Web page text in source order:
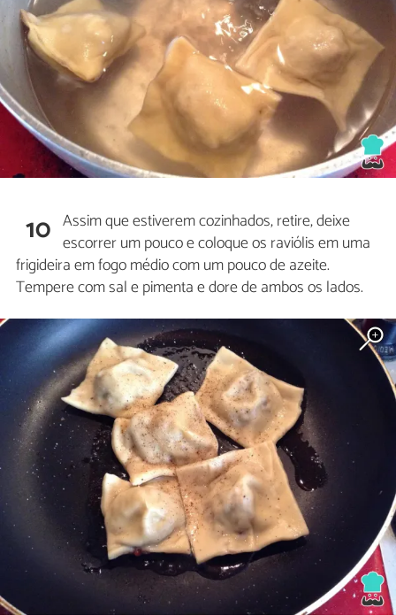
10 Assim que estiverem cozinhados, retire, deixe
escorrer um pouco e coloque os raviólis em uma
frigideira em fogo médio com um pouco de azeite.
Tempere com sal e pimenta e dore de ambos os lados.